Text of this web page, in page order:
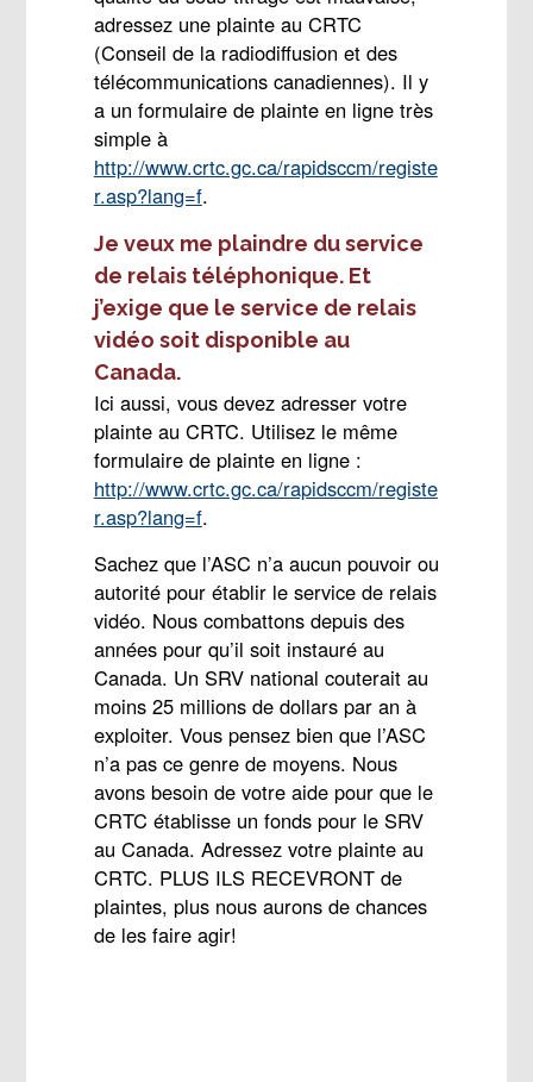
adressez une plainte au CRTC
(Conseil de la radiodiffusion et des
télécommunications canadiennes). Il y
a un formulaire de plainte en ligne très
simple à
http://www.crtc.gc.ca/rapidsccm/registe
r.asp?lang=f.
Je veux me plaindre du service
de relais téléphonique. Et
j’exige que le service de relais
vidéo soit disponible au
Canada.
Ici aussi, vous devez adresser votre
plainte au CRTC. Utilisez le même
formulaire de plainte en ligne :
http://www.crtc.gc.ca/rapidsccm/registe
r.asp?lang=f.
Sachez que l’ASC n’a aucun pouvoir ou
autorité pour établir le service de relais
vidéo. Nous combattons depuis des
années pour qu’il soit instauré au
Canada. Un SRV national couterait au
moins 25 millions de dollars par an à
exploiter. Vous pensez bien que l’ASC
n’a pas ce genre de moyens. Nous
avons besoin de votre aide pour que le
CRTC établisse un fonds pour le SRV
au Canada. Adressez votre plainte au
CRTC. PLUS ILS RECEVRONT de
plaintes, plus nous aurons de chances
de les faire agir!